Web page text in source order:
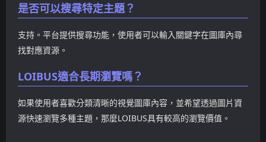
是否可以搜尋特定主題？
支持。平台提供搜尋功能，使用者可以輸入關鍵字在圖庫內尋
找對應資源。
LOIBUS適合長期瀏覽嗎？
如果使用者喜歡分類清晰的視覺圖庫內容，並希望透過圖片資
源快速瀏覽多種主題，那麼LOIBUS具有較高的瀏覽價值。